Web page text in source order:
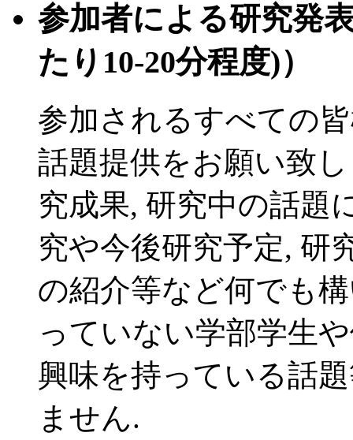
参加者による研究発
たり10-20分程度)）
参加されるすべての
話題提供をお願い致
究成果, 研究中の話題
究や今後研究予定, 研
の紹介等など何でも
っていない学部学生
興味を持っている話
ません.